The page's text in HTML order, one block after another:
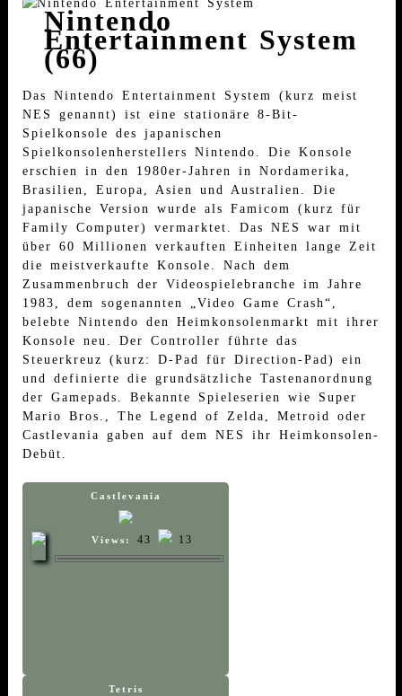
Nintendo
Entertainment System
(66)
Das Nintendo Entertainment System (kurz meist
NES genannt) ist eine stationäre 8-Bit-
Spielkonsole des japanischen
Spielkonsolenherstellers Nintendo. Die Konsole
erschien in den 1980er-Jahren in Nordamerika,
Brasilien, Europa, Asien und Australien. Die
japanische Version wurde als Famicom (kurz für
Family Computer) vermarktet. Das NES war mit
über 60 Millionen verkauften Einheiten lange Zeit
die meistverkaufte Konsole. Nach dem
Zusammenbruch der Videospielebranche im Jahre
1983, dem sogenannten „Video Game Crash“,
belebte Nintendo den Heimkonsolenmarkt mit ihrer
Konsole neu. Der Controller führte das
Steuerkreuz (kurz: D-Pad für Direction-Pad) ein
und definierte die grundsätzliche Tastenanordnung
der Gamepads. Bekannte Spieleserien wie Super
Mario Bros., The Legend of Zelda, Metroid oder
Castlevania gaben auf dem NES ihr Heimkonsolen-
Debüt.
Castlevania
Views: 43 13
Tetris